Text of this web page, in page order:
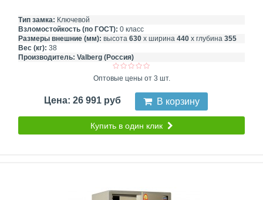
Тип замка: Ключевой
Взломостойкость (по ГОСТ): 0 класс
Размеры внешние (мм): высота 630 х ширина 440 х глубина 355
Вес (кг): 38
Производитель: Valberg (Россия)
Оптовые цены от 3 шт.
Цена: 26 991 руб В корзину
Купить в один клик